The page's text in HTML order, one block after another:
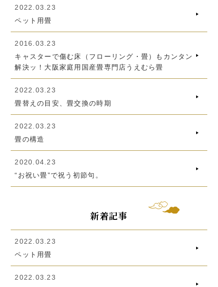
2022.03.23
ペット用畳
2016.03.23
キャスターで傷む床（フローリング・畳）もカンタン
解決ッ！大阪家庭用国産畳専門店うえむら畳
2022.03.23
畳替えの目安、畳交換の時期
2022.03.23
畳の構造
2020.04.23
“お祝い畳”で祝う初節句。
新着記事
2022.03.23
ペット用畳
2022.03.23